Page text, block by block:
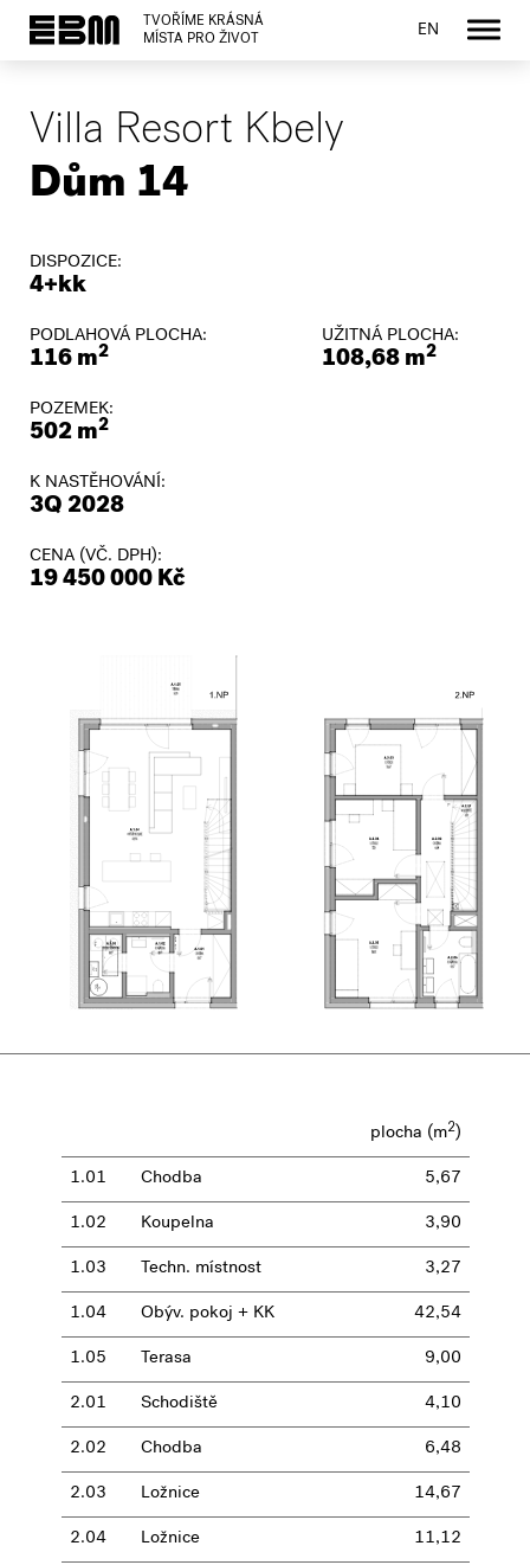
TVOŘÍME KRÁSNÁ
MÍSTA PRO ŽIVOT
EN
Villa Resort Kbely
Dům 14
DISPOZICE:
4+kk
PODLAHOVÁ PLOCHA:
116 m2
UŽITNÁ PLOCHA:
108,68 m2
POZEMEK:
502 m2
K NASTĚHOVÁNÍ:
3Q 2028
CENA (VČ. DPH):
19 450 000 Kč
plocha (m2)
1.01 Chodba 5,67
1.02 Koupelna 3,90
1.03 Techn. místnost 3,27
1.04 Obýv. pokoj + KK 42,54
1.05 Terasa 9,00
2.01 Schodiště 4,10
2.02 Chodba 6,48
2.03 Ložnice 14,67
2.04 Ložnice 11,12